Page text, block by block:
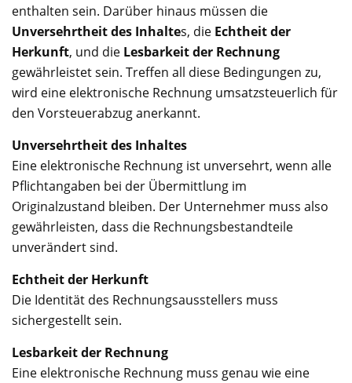
enthalten sein. Darüber hinaus müssen die
Unversehrtheit des Inhaltes, die Echtheit der
Herkunft, und die Lesbarkeit der Rechnung
gewährleistet sein. Treffen all diese Bedingungen zu,
wird eine elektronische Rechnung umsatzsteuerlich für
den Vorsteuerabzug anerkannt.
Unversehrtheit des Inhaltes
Eine elektronische Rechnung ist unversehrt, wenn alle
Pflichtangaben bei der Übermittlung im
Originalzustand bleiben. Der Unternehmer muss also
gewährleisten, dass die Rechnungsbestandteile
unverändert sind.
Echtheit der Herkunft
Die Identität des Rechnungsausstellers muss
sichergestellt sein.
Lesbarkeit der Rechnung
Eine elektronische Rechnung muss genau wie eine